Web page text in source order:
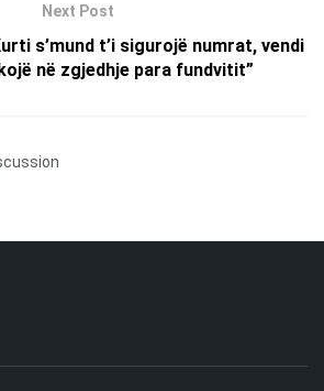
Next Post
s’mund t’i sigurojë numrat, vendi
në zgjedhje para fundvitit”